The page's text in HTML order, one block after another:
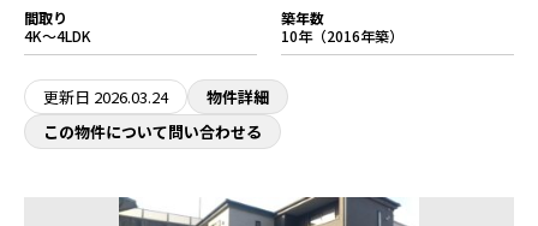
間取り
4K～4LDK
築年数
10年（2016年築）
更新日 2026.03.24
物件詳細
この物件について問い合わせる